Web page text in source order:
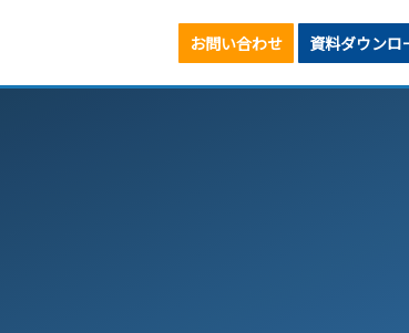
お問い合わせ 資料ダウンロ